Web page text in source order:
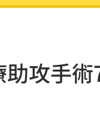
字轟：違憲
測自製App 12:25
度曝光
攻手